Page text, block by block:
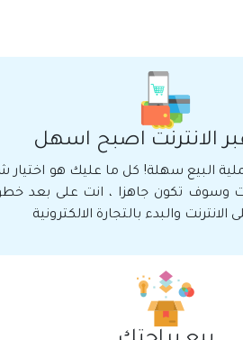
الانترنت اصبح اسهل
البيع سهلة! كل ما عليك هو اختيار
وسوف تكون جاهزا ، انت على بعد
والبدء بالتجارة الالكترونية